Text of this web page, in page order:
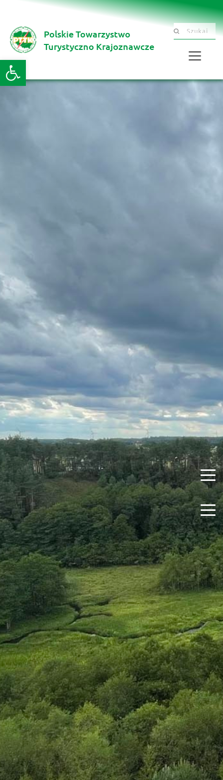
Otwórz pasek narzędzi
Polskie Towarzystwo
Turystyczno Krajoznawcze
Szukaj .......